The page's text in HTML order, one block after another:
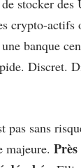
stocker des
crypto-actifs
banque
Discret.
pas sans
majeure.